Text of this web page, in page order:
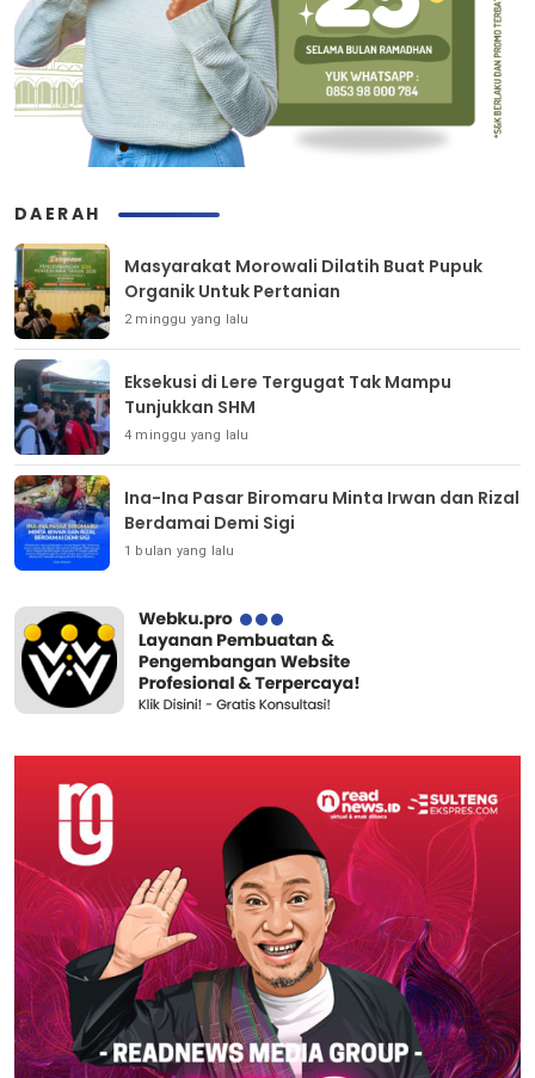
DAERAH
Masyarakat Morowali Dilatih Buat Pupuk
Organik Untuk Pertanian
2 minggu yang lalu
Eksekusi di Lere Tergugat Tak Mampu
Tunjukkan SHM
4 minggu yang lalu
Ina-Ina Pasar Biromaru Minta Irwan dan Rizal
Berdamai Demi Sigi
1 bulan yang lalu